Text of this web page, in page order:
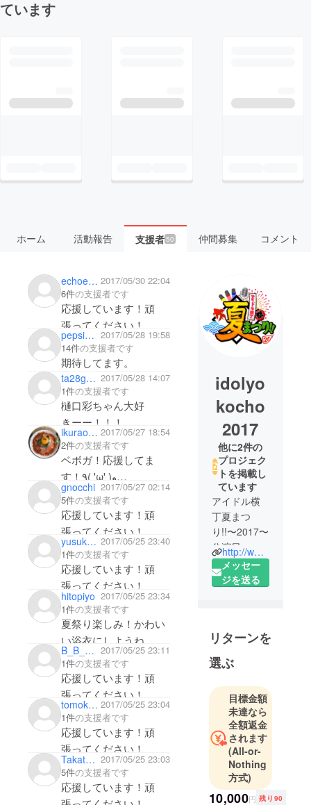
ています
ホーム 活動報告 支援者50 仲間募集 コメント
echoes0923 2017/05/30 22:04
6件の支援者です
応援しています！頑
張ってください！
pepsiman 2017/05/28 19:58
14件の支援者です
期待してます。
ta28guitar 2017/05/28 14:07
1件の支援者です
樋口彩ちゃん大好
きーー！！！
ベボガ大好
きーー！！！
素敵な浴衣衣装作って
最高の夏にしよう
な！！！
ikuraonly 2017/05/27 18:54
2件の支援者です
ベボガ！応援してま
す！٩( 'ω' )و
カッキーン！
gnocchi 2017/05/27 02:14
5件の支援者です
応援しています！頑
張ってください！
yusuke0519 2017/05/25 23:40
1件の支援者です
応援しています！頑
張ってください！
hitopiyo 2017/05/25 23:34
1件の支援者です
夏祭り楽しみ！かわい
い浴衣にしようね
B_B_G_chu 2017/05/25 23:11
1件の支援者です
応援しています！頑
張ってください！
tomokotomoko_JJ 2017/05/25 23:04
1件の支援者です
応援しています！頑
張ってください！
Takatoshi0422 2017/05/25 23:03
5件の支援者です
応援しています！頑
idolyo
kocho
2017
他に2件の
プロジェク
トを掲載し
ています
アイドル横
丁夏まつ
り!!〜2017〜
公演日：
2017年7月8
日(土)／9日
パーク
開場／開演
(予定)
7月8日(土)…
開場9:00／
開演10:00
7月9日(日)…
開場9:00／
開演10:00
http://www.idolyokocho.com/summerfes2017/
メッセー
ジを送る
リターンを
選ぶ
目標金額
未達なら
全額返金
されます
(All-or-
Nothing
方式)
10,000円 残り90